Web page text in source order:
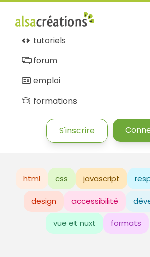
tutoriels
forum
emploi
formations
S'inscrire
html css javascript
design accessibilité
vue et nuxt formats